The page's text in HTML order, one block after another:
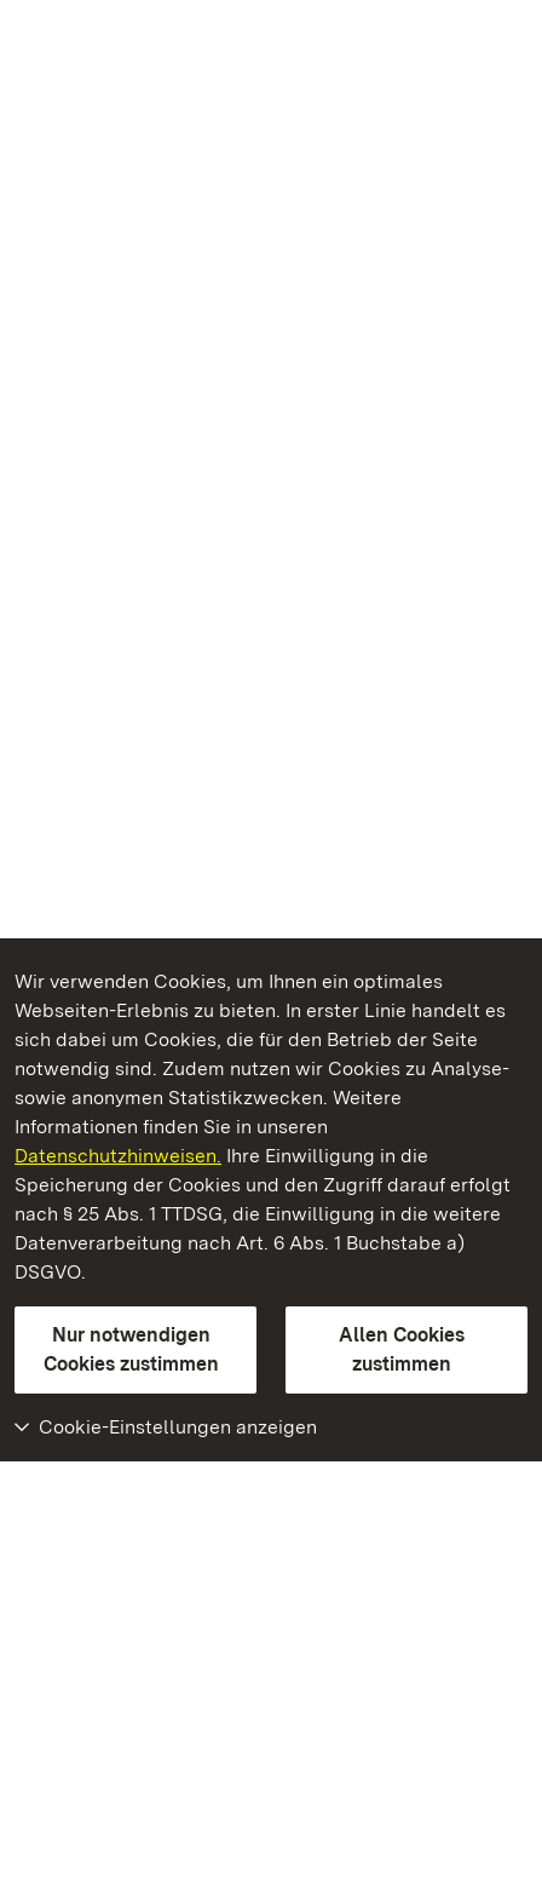
Wir verwenden Cookies, um Ihnen ein optimales
Webseiten-Erlebnis zu bieten. In erster Linie handelt es
sich dabei um Cookies, die für den Betrieb der Seite
notwendig sind. Zudem nutzen wir Cookies zu Analyse-
sowie anonymen Statistikzwecken. Weitere
Informationen finden Sie in unseren
Datenschutzhinweisen. Ihre Einwilligung in die
Speicherung der Cookies und den Zugriff darauf erfolgt
nach § 25 Abs. 1 TTDSG, die Einwilligung in die weitere
Datenverarbeitung nach Art. 6 Abs. 1 Buchstabe a)
DSGVO.
Nur notwendigen
Cookies zustimmen
Allen Cookies
zustimmen
Cookie-Einstellungen anzeigen
Kommen. Staunen. Genießen.
Staatliche Schlösser und Gärten Baden‑Württemberg
Staatliche Schlösser und Gärten Baden-Württemberg
Kontakt
GebärdenspracheLeichte Sprache
Erklärung zur Barrierefreiheit
BITV-konform (geprüfte Seiten)
Weiteres